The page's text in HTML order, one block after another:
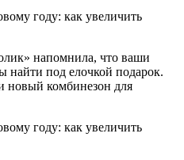
напомнила, что ваши
найти под елочкой подарок.
новый комбинезон для